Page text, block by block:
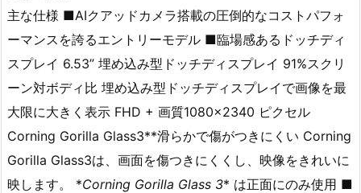
主な仕様 ■AIクアッドカメラ搭載の圧倒的なコストパフォ
ーマンスを誇るエントリーモデル ■臨場感あるドッチディ
スプレイ 6.53” 埋め込み型ドッチディスプレイ 91%スクリ
ーン対ボディ比 埋め込み型ドッチディスプレイで画像を最
大限に大きく表示 FHD + 画質1080×2340 ピクセル
Corning Gorilla Glass3**滑らかで傷がつきにくい Corning
Gorilla Glass3は、画面を傷つきにくくし、映像をきれいに
映します。 *Corning Gorilla Glass 3* は正面にのみ使用 ■